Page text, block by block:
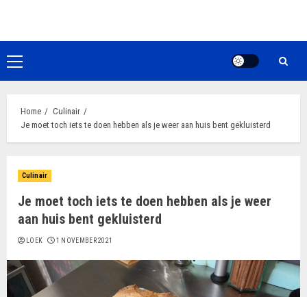
de
inhoudPrimair
menu
Home
Culinair
Je moet toch iets te doen hebben als je weer aan huis bent gekluisterd
Culinair
Je moet toch iets te doen hebben als je weer
aan huis bent gekluisterd
LOEK 1 NOVEMBER 2021